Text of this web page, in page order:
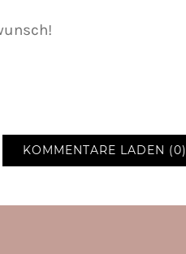
KOMMENTARE LADEN (0)